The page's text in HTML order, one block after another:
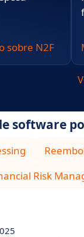
sobre N2F
software
Risk